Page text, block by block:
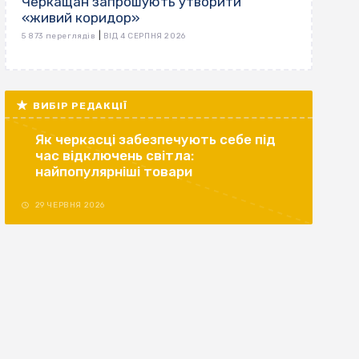
«живий коридор»
5 873 переглядів ВІД 4 СЕРПНЯ 2026
ВИБІР РЕДАКЦІЇ
Як черкасці забезпечують себе під
час відключень світла:
найпопулярніші товари
29 ЧЕРВНЯ 2026